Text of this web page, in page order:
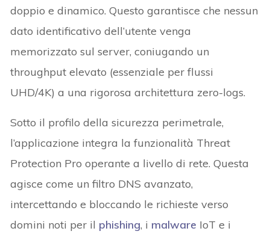
doppio e dinamico. Questo garantisce che nessun
dato identificativo dell’utente venga
memorizzato sul server, coniugando un
throughput elevato (essenziale per flussi
UHD/4K) a una rigorosa architettura zero-logs.
Sotto il profilo della sicurezza perimetrale,
l’applicazione integra la funzionalità Threat
Protection Pro operante a livello di rete. Questa
agisce come un filtro DNS avanzato,
intercettando e bloccando le richieste verso
domini noti per il phishing, i malware IoT e i